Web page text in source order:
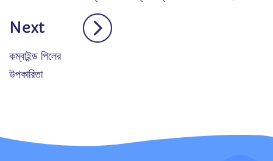
Next
কম্বাইন্ড পিলের
উপকারিতা